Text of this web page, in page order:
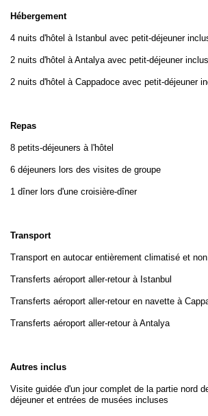
Hébergement
4 nuits d'hôtel à Istanbul avec petit-déjeuner
2 nuits d'hôtel à Antalya avec petit-déjeuner inclus
2 nuits d'hôtel à Cappadoce avec petit-déjeuner
Repas
8 petits-déjeuners à l'hôtel
6 déjeuners lors des visites de groupe
1 dîner lors d'une croisière-dîner
Transport
Transport en autocar entièrement climatisé et
Transferts aéroport aller-retour à Istanbul
Transferts aéroport aller-retour en navette à
Transferts aéroport aller-retour à Antalya
Autres inclus
Visite guidée d'un jour complet de la partie nord
déjeuner et entrées de musées incluses